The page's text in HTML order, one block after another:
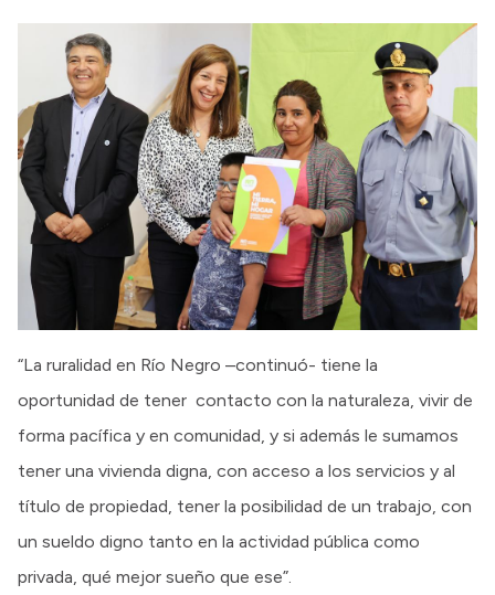
“La ruralidad en Río Negro –continuó- tiene la
oportunidad de tener contacto con la naturaleza, vivir de
forma pacífica y en comunidad, y si además le sumamos
tener una vivienda digna, con acceso a los servicios y al
título de propiedad, tener la posibilidad de un trabajo, con
un sueldo digno tanto en la actividad pública como
privada, qué mejor sueño que ese”.